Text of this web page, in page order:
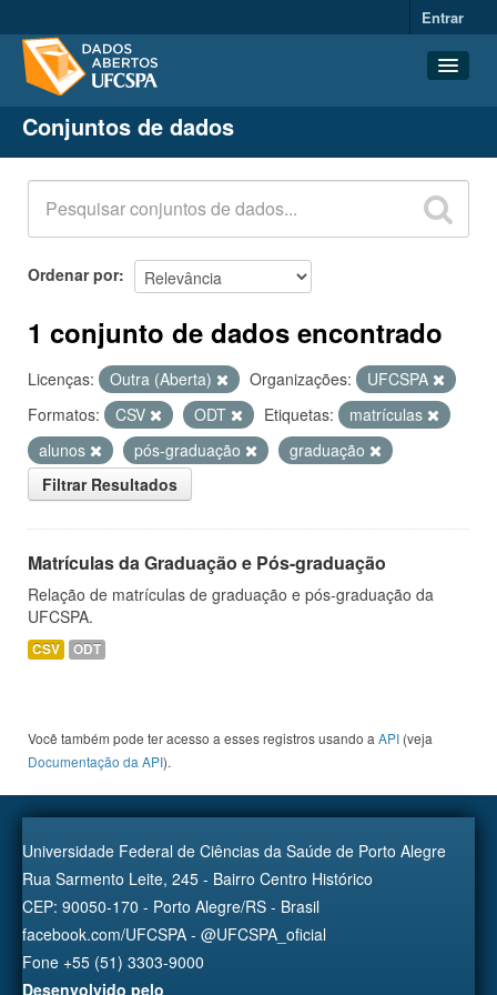
Entrar
Conjuntos de dados
Organizações
Grupos
Sobre
Conjuntos de dados
Ordenar por
1 conjunto de dados encontrado
Licenças: Outra (Aberta) Organizações:
UFCSPA
Formatos:
CSV ODT Etiquetas:
matrículas
alunos
pós-graduação
graduação
Filtrar Resultados
Matrículas da Graduação e Pós-graduação
Relação de matrículas de graduação e pós-graduação da
UFCSPA.
CSV ODT
Você também pode ter acesso a esses registros usando a API (veja
Documentação da API).
Universidade Federal de Ciências da Saúde de Porto Alegre
Rua Sarmento Leite, 245 - Bairro Centro Histórico
CEP: 90050-170 - Porto Alegre/RS - Brasil
facebook.com/UFCSPA - @UFCSPA_oficial
Fone +55 (51) 3303-9000
Desenvolvido pelo